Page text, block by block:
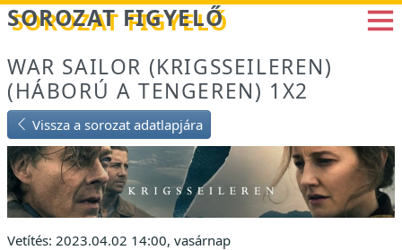
Betöltés...
SOROZAT FIGYELŐ
WAR SAILOR (KRIGSSEILEREN)
(HÁBORÚ A TENGEREN) 1X2
Vissza a sorozat adatlapjára
Vetítés: 2023.04.02 14:00, vasárnap